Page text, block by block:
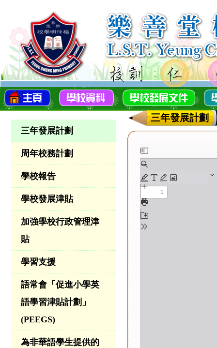
三年發展計劃
周年校務計劃
學校報告
學校發展津貼
加強學校行政管理津
貼
學習支援
語常會「促進小學英
語學習津貼計劃」
(PEEGS)
為非華語學生提供的
三年發展計劃